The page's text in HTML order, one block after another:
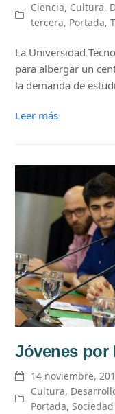
Ciencia, Cultura,
tercera, Portada,
La Universidad
para albergar un
la demanda de
Leer más
Jóvenes por
14 noviembre,
Cultura,
Portada,Sociedad